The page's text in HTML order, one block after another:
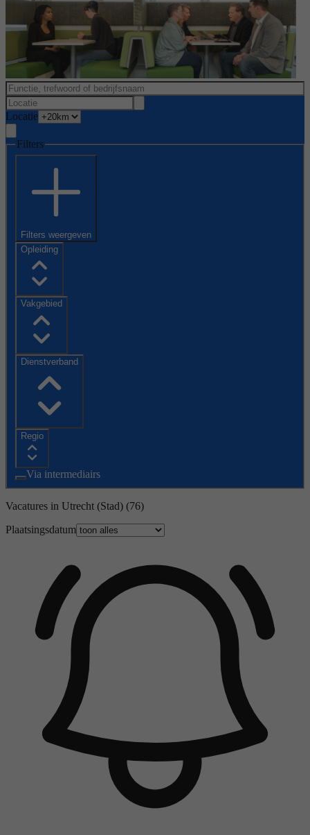
Locatie
Filters
Filters weergeven
Opleiding
Vakgebied
Dienstverband
Regio
Via intermediairs
Vacatures in Utrecht (Stad) (76)
Plaatsingsdatum